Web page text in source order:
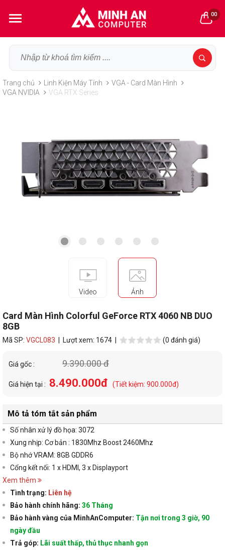
00
Trang chủ Linh Kiện Máy Tính
VGA - Card Màn Hình
VGA NVIDIA
VGA RTX Series
Video Ảnh
Card Màn Hình Colorful GeForce RTX 4060 NB DUO
8GB
Mã SP: VGCL083 | Lượt xem: 1674 | (0 đánh giá)
Giá gốc : 9.390.000 đ
Giá hiện tại : 8.490.000đ (Tiết kiệm: 900.000đ)
Mô tả tóm tắt sản phẩm
Số nhân xử lý đồ họa: 3072
Xung nhịp: Cơ bản : 1830Mhz Boost 2460Mhz
Bộ nhớ VRAM: 8GB GDDR6
Cổng kết nối: 1 x HDMI, 3 x Displayport
Xem thêm
Tình trạng: Liên hệ
Bảo hành chính hãng: 36 Tháng
Bảo hành vàng của MinhAnComputer: Tận nơi trong 3 giờ, 90
ngày đầu
Trả góp: Lãi suất thấp, thủ thục nhanh gọn